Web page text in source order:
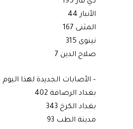
الأنبار 44
المثنى 167
نينوى 315
صلاح الدين 7
– الأصابات الجديدة لهذا اليوم : 3757 حالة، وكما يلي:
بغداد الرصافة 402
بغداد الكرخ 343
مدينة الطب 93